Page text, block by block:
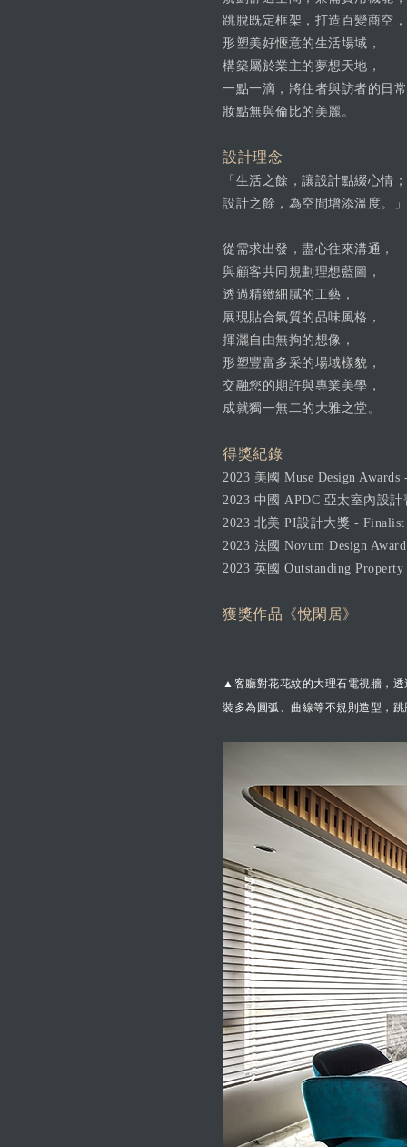
跳脫既定框架，打造百變商空，
形塑美好愜意的生活場域，
構築屬於業主的夢想天地，
一點一滴，將住者與訪者的日
妝點無與倫比的美麗。
設計理念
「生活之餘，讓設計點綴心情；
設計之餘，為空間增添溫度。」
從需求出發，盡心往來溝通，
與顧客共同規劃理想藍圖，
透過精緻細膩的工藝，
展現貼合氣質的品味風格，
揮灑自由無拘的想像，
形塑豐富多采的場域樣貌，
交融您的期許與專業美學，
成就獨一無二的大雅之堂。
得獎紀錄
2023 美國 Muse Design Awards
2023 中國 APDC 亞太室內設
2023 北美 PI設計大獎 - Finalist
2023 法國 Novum Design
2023 英國 Outstanding
獲獎作品《悅閑居》
▲客廳對花花紋的大理石電視牆，
裝多為圓弧、曲線等不規則造型，